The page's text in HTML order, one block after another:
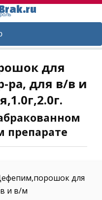
для
ра, для в/в и
препарате
для
и в/м